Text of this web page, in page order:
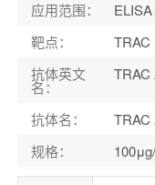
应用范围：
ELISA
靶点：
TRAC
抗体英文
名：
TRAC
抗体名：
TRAC
规格：